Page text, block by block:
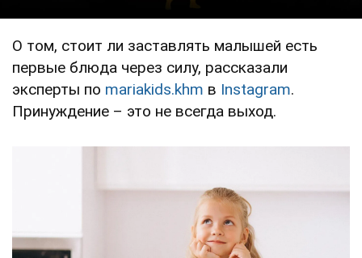
О том, стоит ли заставлять малышей есть
первые блюда через силу, рассказали
эксперты по mariakids.khm в Instagram.
Принуждение – это не всегда выход.